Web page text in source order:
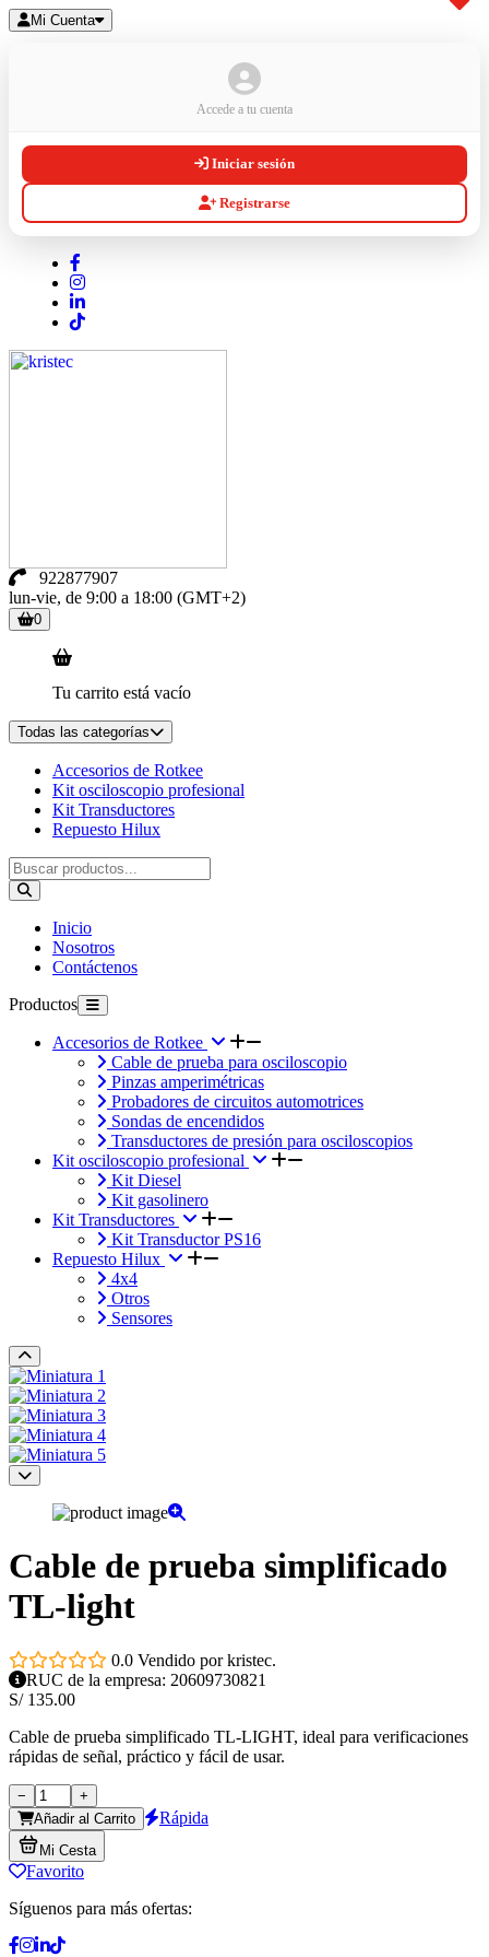
Mi Cuenta
Accede a tu cuenta
Iniciar sesión
Registrarse
922877907
lun-vie, de 9:00 a 18:00 (GMT+2)
0
Tu carrito está vacío
Todas las categorías
Accesorios de Rotkee
Kit osciloscopio profesional
Kit Transductores
Repuesto Hilux
Inicio
Nosotros
Contáctenos
Productos
Accesorios de Rotkee
Cable de prueba para osciloscopio
Pinzas amperimétricas
Probadores de circuitos automotrices
Sondas de encendidos
Transductores de presión para osciloscopios
Kit osciloscopio profesional
Kit Diesel
Kit gasolinero
Kit Transductores
Kit Transductor PS16
Repuesto Hilux
4x4
Otros
Sensores
Cable de prueba simplificado
TL-light
0.0 Vendido por kristec.
RUC de la empresa: 20609730821
S/ 135.00
Cable de prueba simplificado TL-LIGHT, ideal para verificaciones
rápidas de señal, práctico y fácil de usar.
−
+
Añadir al Carrito
Rápida
Mi Cesta
Favorito
Síguenos para más ofertas: